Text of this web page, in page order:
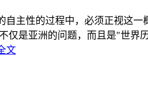
自主性的过程中，必须正视这
仅是亚洲的问题，而且是"世
文